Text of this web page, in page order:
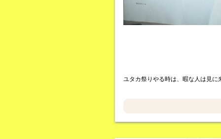
ユタカ祭りやる時は、暇な人は見に